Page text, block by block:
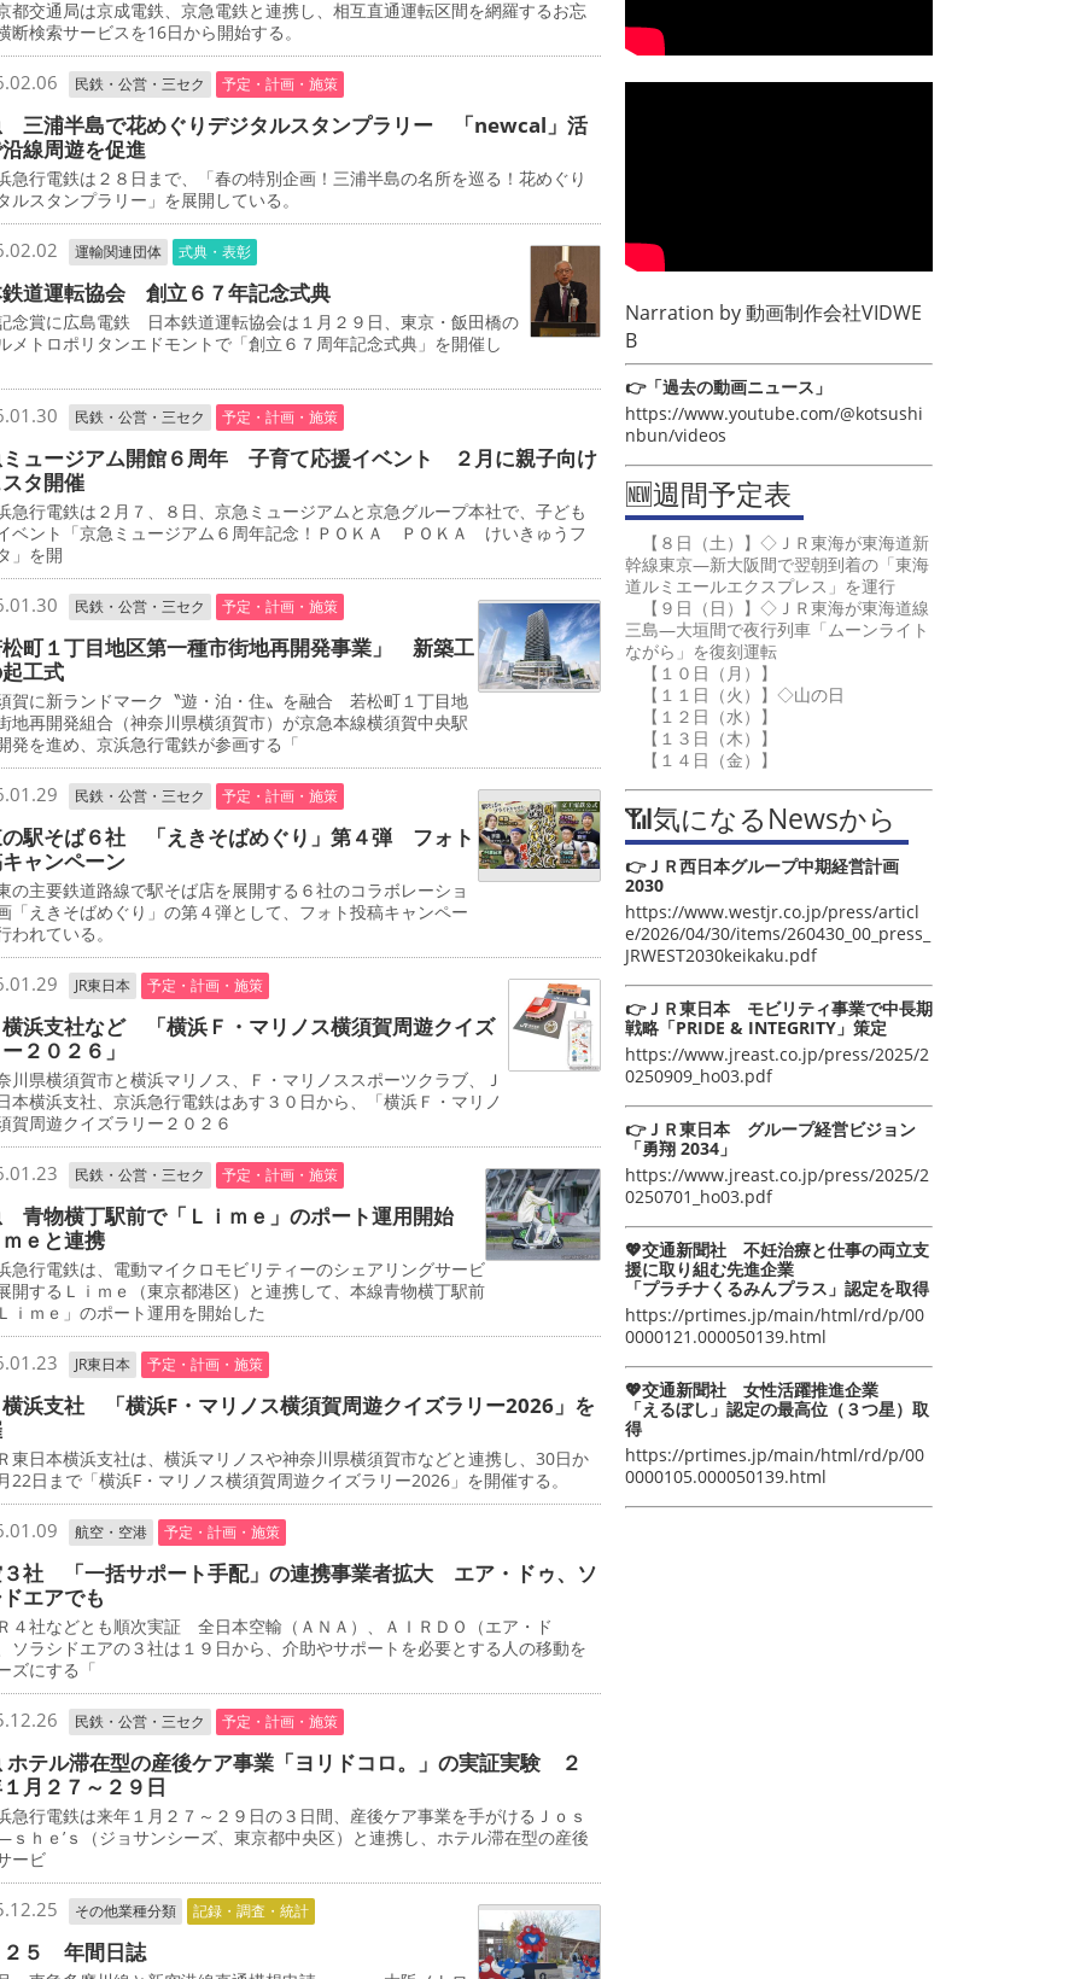
都交通局は京成電鉄、京急電鉄と連携し、相互直通運転区間を網羅するお忘
断検索サービスを16日から開始する。
民鉄・公営・三セク 予定・計画・施策
三浦半島で花めぐりデジタルスタンプラリー 「newcal」活
線周遊を促進
急行電鉄は２８日まで、「春の特別企画！三浦半島の名所を巡る！花めぐり
ルスタンプラリー」を展開している。
運輸関連団体 式典・表彰
鉄道運転協会 創立６７年記念式典
念賞に広島電鉄 日本鉄道運転協会は１月２９日、東京・飯田橋の
メトロポリタンエドモントで「創立６７周年記念式典」を開催し
民鉄・公営・三セク 予定・計画・施策
ュージアム開館６周年 子育て応援イベント ２月に親子向け
タ開催
急行電鉄は２月７、８日、京急ミュージアムと京急グループ本社で、子ども
ベント「京急ミュージアム６周年記念！ＰＯＫＡ ＰＯＫＡ けいきゅうフ
」を開
民鉄・公営・三セク 予定・計画・施策
松町１丁目地区第一種市街地再開発事業」 新築工
工式
賀に新ランドマーク〝遊・泊・住〟を融合 若松町１丁目地
地再開発組合（神奈川県横須賀市）が京急本線横須賀中央駅
発を進め、京浜急行電鉄が参画する「
民鉄・公営・三セク 予定・計画・施策
駅そば６社 「えきそばめぐり」第４弾 フォト
ャンペーン
の主要鉄道路線で駅そば店を展開する６社のコラボレーショ
「えきそばめぐり」の第４弾として、フォト投稿キャンペー
われている。
JR東日本 予定・計画・施策
横浜支社など 「横浜Ｆ・マリノス横須賀周遊クイズ
２０２６」
川県横須賀市と横浜マリノス、Ｆ・マリノススポーツクラブ、Ｊ
本横浜支社、京浜急行電鉄はあす３０日から、「横浜Ｆ・マリノ
賀周遊クイズラリー２０２６
民鉄・公営・三セク 予定・計画・施策
青物横丁駅前で「Ｌｉｍｅ」のポート運用開始
ｍｅと連携
急行電鉄は、電動マイクロモビリティーのシェアリングサービ
開するＬｉｍｅ（東京都港区）と連携して、本線青物横丁駅前
ｉｍｅ」のポート運用を開始した
JR東日本 予定・計画・施策
横浜支社 「横浜F・マリノス横須賀周遊クイズラリー2026」を
東日本横浜支社は、横浜マリノスや神奈川県横須賀市などと連携し、30日か
22日まで「横浜F・マリノス横須賀周遊クイズラリー2026」を開催する。
航空・空港 予定・計画・施策
社 「一括サポート手配」の連携事業者拡大 エア・ドゥ、ソ
エアでも
４社などとも順次実証 全日本空輸（ＡＮＡ）、ＡＩＲＤＯ（エア・ド
ソラシドエアの３社は１９日から、介助やサポートを必要とする人の移動を
ズにする「
民鉄・公営・三セク 予定・計画・施策
ホテル滞在型の産後ケア事業「ヨリドコロ。」の実証実験 ２
１月２７～２９日
急行電鉄は来年１月２７～２９日の３日間、産後ケア事業を手がけるＪｏｓ
ｓｈｅ’ｓ（ジョサンシーズ、東京都中央区）と連携し、ホテル滞在型の産後
ービ
その他業種分類 記録・調査・統計
２５ 年間日誌
Narration by動画制作会社VIDWE
B
👉「過去の動画ニュース」
https://www.youtube.com/@kotsushi
nbun/videos
🆕週間予定表
【８日（土）】◇ＪＲ東海が東海道新
幹線東京―新大阪間で翌朝到着の「東海
道ルミエールエクスプレス」を運行
【９日（日）】◇ＪＲ東海が東海道線
三島―大垣間で夜行列車「ムーンライト
ながら」を復刻運転
【１０日（月）】
【１１日（火）】◇山の日
【１２日（水）】
【１３日（木）】
【１４日（金）】
📶気になるNewsから
👉ＪＲ西日本グループ中期経営計画
2030
https://www.westjr.co.jp/press/articl
e/2026/04/30/items/260430_00_press_
JRWEST2030keikaku.pdf
👉ＪＲ東日本 モビリティ事業で中長期
戦略「PRIDE & INTEGRITY」策定
https://www.jreast.co.jp/press/2025/2
0250909_ho03.pdf
👉ＪＲ東日本 グループ経営ビジョン
「勇翔 2034」
https://www.jreast.co.jp/press/2025/2
0250701_ho03.pdf
💖交通新聞社 不妊治療と仕事の両立支
援に取り組む先進企業
「プラチナくるみんプラス」認定を取得
https://prtimes.jp/main/html/rd/p/00
0000121.000050139.html
💖交通新聞社 女性活躍推進企業
「えるぼし」認定の最高位（３つ星）取
得
https://prtimes.jp/main/html/rd/p/00
0000105.000050139.html